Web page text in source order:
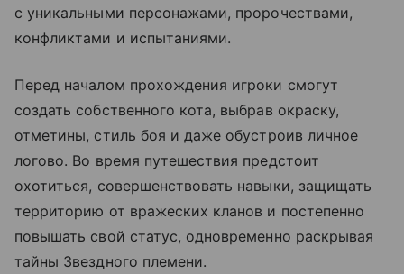
с уникальными персонажами, пророчествами,
конфликтами и испытаниями.
Перед началом прохождения игроки смогут
создать собственного кота, выбрав окраску,
отметины, стиль боя и даже обустроив личное
логово. Во время путешествия предстоит
охотиться, совершенствовать навыки, защищать
территорию от вражеских кланов и постепенно
повышать свой статус, одновременно раскрывая
тайны Звездного племени.